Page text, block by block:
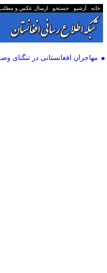
خانه آرشیو جستجو ارسال عکس و
مهاجران افغانستانی در تنگنای